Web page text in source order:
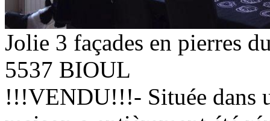
Jolie 3 façades en pierres
5537 BIOUL
!!!VENDU!!!- Située dans